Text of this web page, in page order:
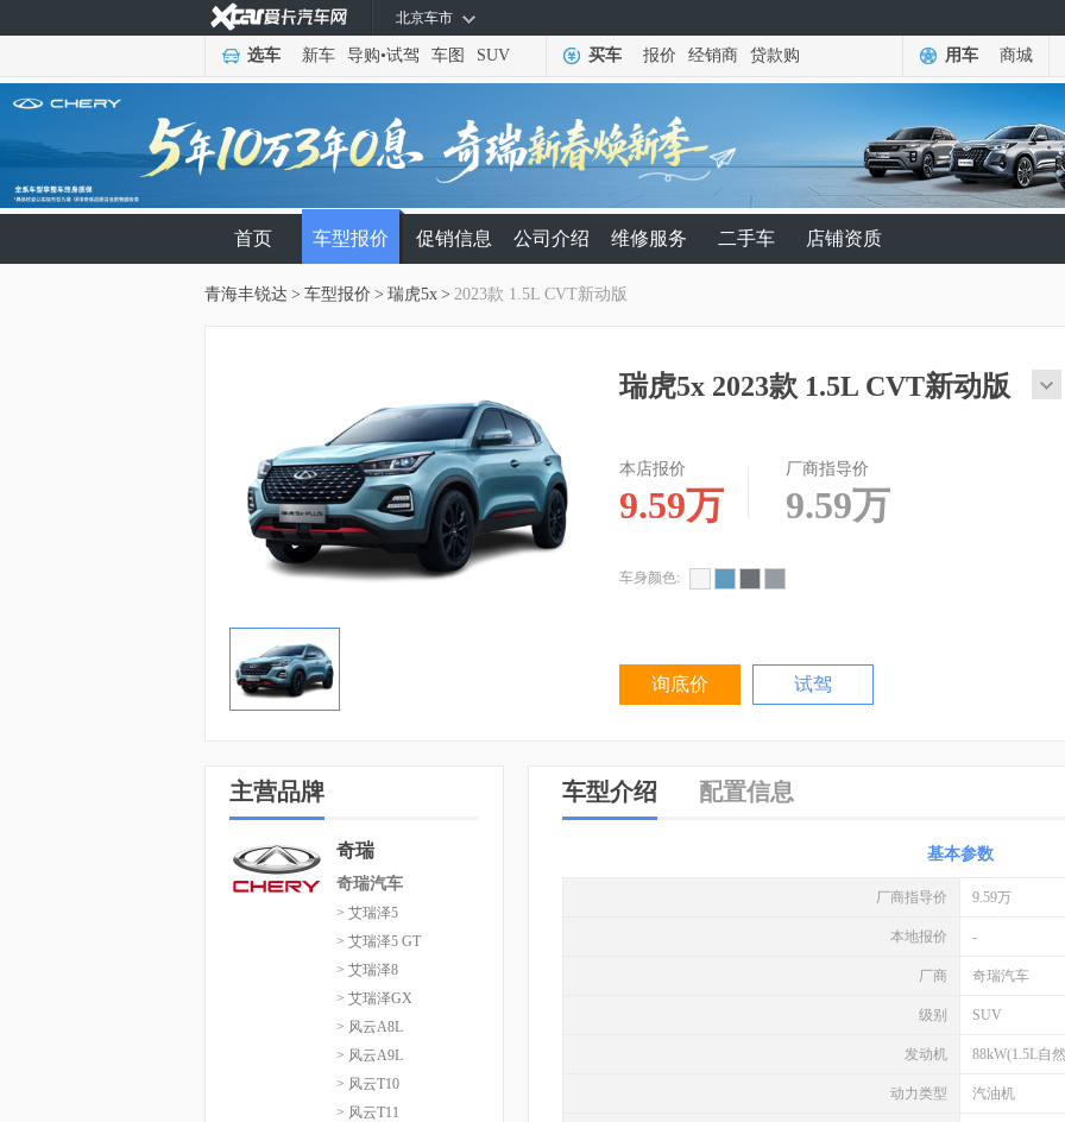
北京车市
选车 新车 导购•试驾 车图 SUV 买车 报价 经销商 贷款购 用车 商城
首页 车型报价 促销信息 公司介绍 维修服务 二手车 店铺资质
青海丰锐达 > 车型报价 > 瑞虎5x > 2023款 1.5L CVT新动版
瑞虎5x 2023款 1.5L CVT新动版
本店报价
9.59万
厂商指导价
9.59万
车身颜色:
询底价 试驾
主营品牌
奇瑞
奇瑞汽车
> 艾瑞泽5
> 艾瑞泽5 GT
> 艾瑞泽8
> 艾瑞泽GX
> 风云A8L
> 风云A9L
> 风云T10
> 风云T11
车型介绍 配置信息
基本参数
厂商指导价 9.59万
本地报价 -
厂商 奇瑞汽车
级别 SUV
发动机 88kW(1.5L自
动力类型 汽油机